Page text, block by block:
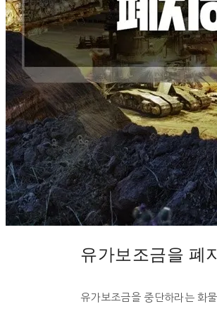
유가보조금을 폐
유가보조금을 중단하라는 화